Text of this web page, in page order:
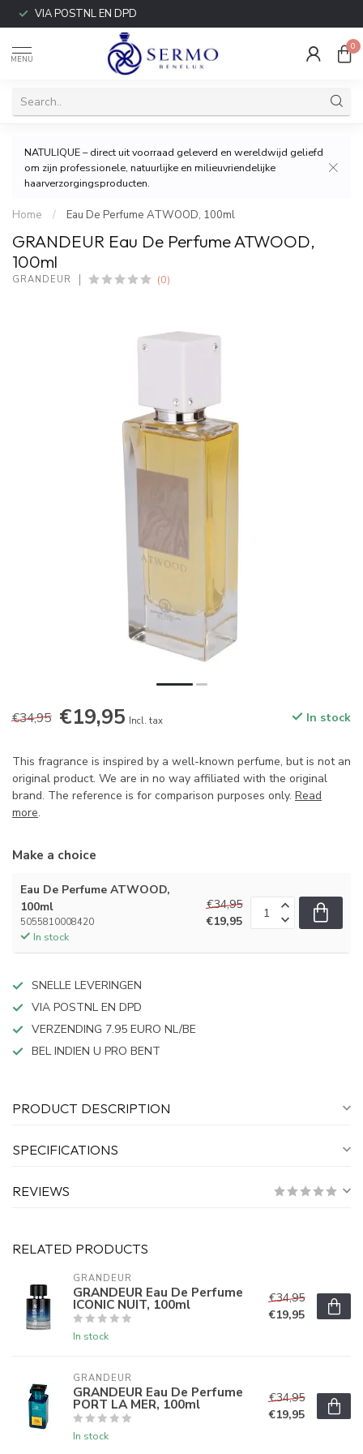
VIA POSTNL EN DPD
MENU
0
NATULIQUE – direct uit voorraad geleverd en wereldwijd geliefd
om zijn professionele, natuurlijke en milieuvriendelijke
haarverzorgingsproducten.
Home / Eau De Perfume ATWOOD, 100ml
GRANDEUR Eau De Perfume ATWOOD,
100ml
GRANDEUR (0)
€34,95 €19,95 Incl. tax In stock
This fragrance is inspired by a well-known perfume, but is not an
original product. We are in no way affiliated with the original
brand. The reference is for comparison purposes only. Read
more.
Make a choice
Eau De Perfume ATWOOD,
100ml
5055810008420
In stock
€34,95
€19,95
SNELLE LEVERINGEN
VIA POSTNL EN DPD
VERZENDING 7.95 EURO NL/BE
BEL INDIEN U PRO BENT
PRODUCT DESCRIPTION
SPECIFICATIONS
REVIEWS
RELATED PRODUCTS
GRANDEUR
GRANDEUR Eau De Perfume
ICONIC NUIT, 100ml
In stock
€34,95
€19,95
GRANDEUR
GRANDEUR Eau De Perfume
PORT LA MER, 100ml
In stock
€34,95
€19,95